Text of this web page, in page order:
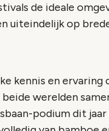
de ideale
uiteindelijk op
kennis en ervaring
werelden
podium dit jaar